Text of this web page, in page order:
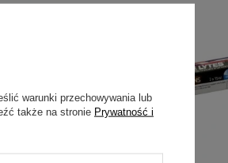
warunki przechowywania lub
także na stronie Prywatność i